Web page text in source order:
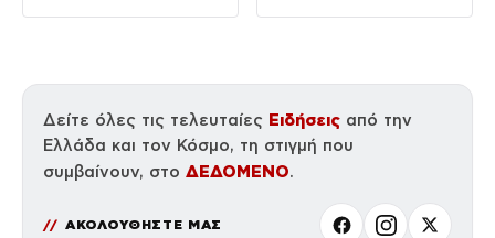
Δείτε όλες τις τελευταίες Ειδήσεις από την
Ελλάδα και τον Κόσμο, τη στιγμή που
συμβαίνουν, στο ΔΕΔΟΜΕΝΟ.
ΑΚΟΛΟΥΘΗΣΤΕ ΜΑΣ